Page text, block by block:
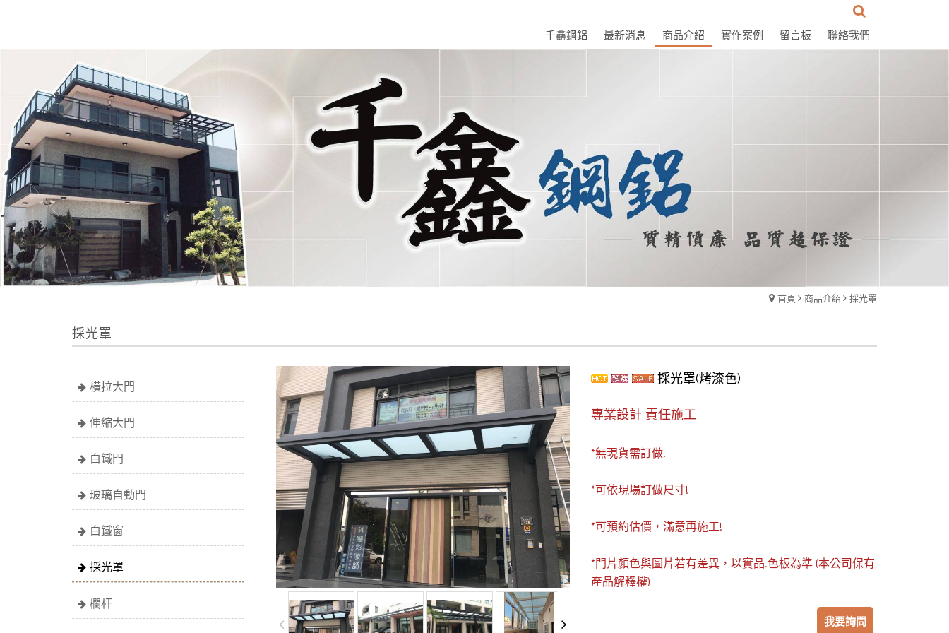
千鑫鋼鋁 最新消息 商品介紹 實作案例 留言板 聯絡我們
首頁 商品介紹 採光罩
採光罩
橫拉大門
伸縮大門
白鐵門
玻璃自動門
白鐵窗
採光罩
欄杆
採光罩(烤漆色)
專業設計 責任施工
*無現貨需訂做!
*可依現場訂做尺寸!
*可預約估價，滿意再施工!
*門片顏色與圖片若有差異，以實品.色板為準 (本公司保有
產品解釋權)
我要詢問